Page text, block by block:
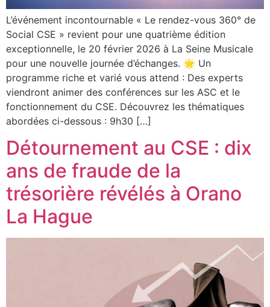
L’événement incontournable « Le rendez-vous 360° de
Social CSE » revient pour une quatrième édition
exceptionnelle, le 20 février 2026 à La Seine Musicale
pour une nouvelle journée d’échanges. 🌟 Un
programme riche et varié vous attend : Des experts
viendront animer des conférences sur les ASC et le
fonctionnement du CSE. Découvrez les thématiques
abordées ci-dessous : 9h30 […]
Détournement au CSE : dix
ans de fraude de la
trésorière révélés à Orano
La Hague